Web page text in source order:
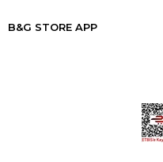
B&G STORE APP